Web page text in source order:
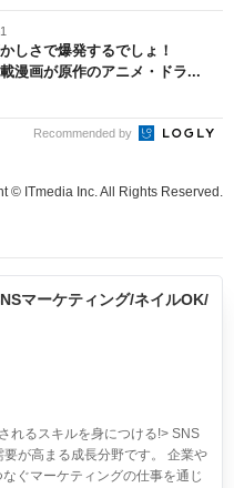
しさで爆発するでしょ！
載漫画が原作のアニメ・ドラ...
Recommended by
© ITmedia Inc. All Rights Reserved.
マーケティング/ネイルOK/
れるスキルを身につける!> SNS
が高まる成長分野です。 企業や
ぐマーケティングの仕事を通じ